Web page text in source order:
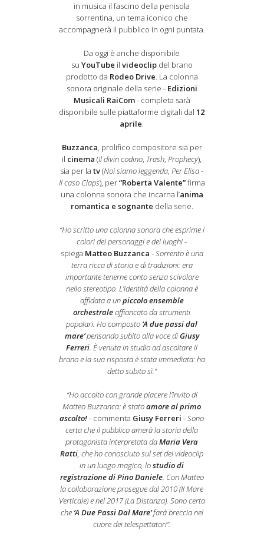
in musica il fascino della penisola
sorrentina, un tema iconico che
accompagnerà il pubblico in ogni puntata.
Da oggi è anche disponibile
su YouTube il videoclipdel brano
prodotto da Rodeo Drive. La colonna
sonora originale della serie - Edizioni
Musicali RaiCom- completa sarà
disponibile sulle piattaforme digitali dal12
aprile.
Buzzanca, prolifico compositore sia per
il cinema (Il divin codino, Trash,Prophecy),
sia per latv(Noi siamo leggenda,Per Elisa -
Il caso Claps), per“Roberta Valente”firma
una colonna sonora che incarna l’anima
romantica e sognante della serie.
“Ho scritto una colonna sonora che esprime i
colori dei personaggi e dei luoghi-
spiega Matteo Buzzanca -Sorrento è una
terra ricca di storia e di tradizioni: era
importante tenerne conto senza scivolare
nello stereotipo. L’identità della colonna è
affidata a unpiccolo ensemble
orchestraleaffiancato da strumenti
popolari. Ho composto ‘A due passi dal
mare’pensando subito alla voce di Giusy
Ferreri. È venuta in studio ad ascoltare il
brano e la sua risposta è stata immediata: ha
detto subito sì.”
“Ho accolto con grande piacere l’invito di
Matteo Buzzanca: è statoamore al primo
ascolto!- commenta Giusy Ferreri -Sono
certa che il pubblico amerà la storia della
protagonista interpretata daMaria Vera
Ratti, che ho conosciuto sul set del videoclip
in un luogo magico, lostudio di
registrazione di Pino Daniele. Con Matteo
la collaborazione prosegue dal 2010 (Il Mare
Verticale) e nel 2017 (La Distanza). Sono certa
che ‘A Due Passi Dal Mare’farà breccia nel
cuore dei telespettatori”.